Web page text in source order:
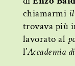
chiamarmi
trovava più
lavorato al
l’Accademia